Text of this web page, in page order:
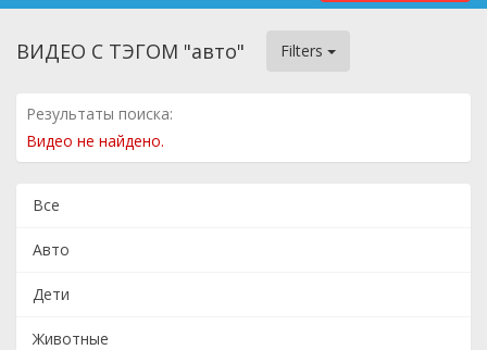
ВИДЕО С ТЭГОМ "авто" Filters
Результаты поиска:
Видео не найдено.
Все
Авто
Дети
Животные